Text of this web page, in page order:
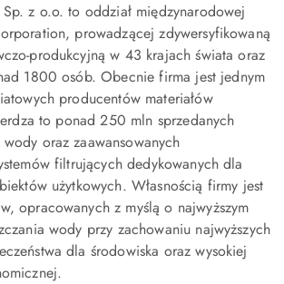
z o.o. to oddział międzynarodowej
prowadzącej zdywersyfikowaną
produkcyjną w 43 krajach świata oraz
1800 osób. Obecnie firma jest jednym
producentów materiałów
to ponad 250 mln sprzedanych
oraz zaawansowanych
filtrujących dedykowanych dla
użytkowych. Własnością firmy jest
opracowanych z myślą o najwyższym
wody przy zachowaniu najwyższych
dla środowiska oraz wysokiej